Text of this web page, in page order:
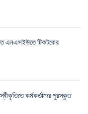
এনএসইউতে টিকটকের
কর্মকর্তাদের পুরস্কৃত